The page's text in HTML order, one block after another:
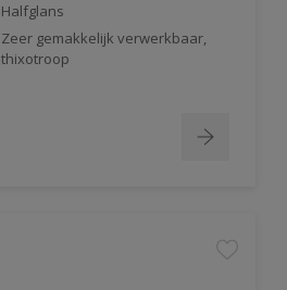
Halfglans
Zeer gemakkelijk verwerkbaar,
thixotroop